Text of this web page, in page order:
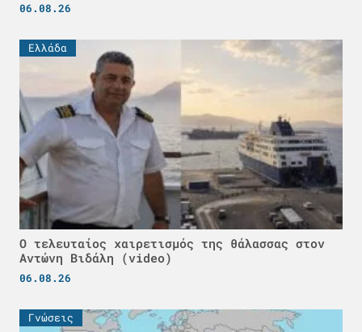
06.08.26
Ελλάδα
Ο τελευταίος χαιρετισμός της θάλασσας στον
Αντώνη Βιδάλη (video)
06.08.26
Γνώσεις